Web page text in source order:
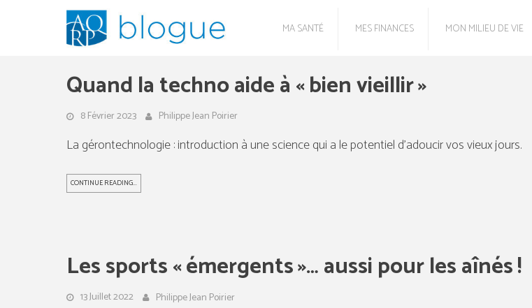
MA SANTÉ MES FINANCES MON MILIEU DE VIE
Quand la techno aide à « bien vieillir »
8 Février 2023 Philippe Jean Poirier
La gérontechnologie : introduction à une science qui a le potentiel d’adoucir vos vieux jours.
CONTINUE READING...
Les sports « émergents »… aussi pour les aînés !
13 Juillet 2022 Philippe Jean Poirier